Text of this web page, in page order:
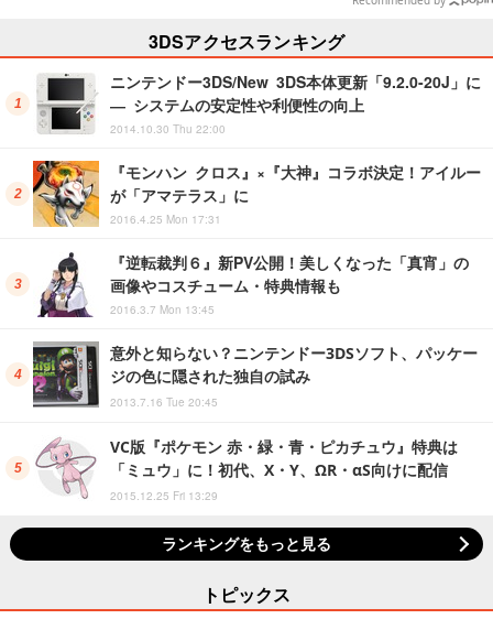
3DSアクセスランキング
ニンテンドー3DS/New 3DS本体更新「9.2.0-20J」に
― システムの安定性や利便性の向上
2014.10.30 Thu 22:00
『モンハン クロス』×『大神』コラボ決定！アイルー
が「アマテラス」に
2016.4.25 Mon 17:31
『逆転裁判６』新PV公開！美しくなった「真宵」の
画像やコスチューム・特典情報も
2016.3.7 Mon 13:45
意外と知らない？ニンテンドー3DSソフト、パッケー
ジの色に隠された独自の試み
2013.7.16 Tue 20:45
VC版『ポケモン 赤・緑・青・ピカチュウ』特典は
「ミュウ」に！初代、X・Y、ΩR・αS向けに配信
2015.12.25 Fri 13:29
ランキングをもっと見る
トピックス